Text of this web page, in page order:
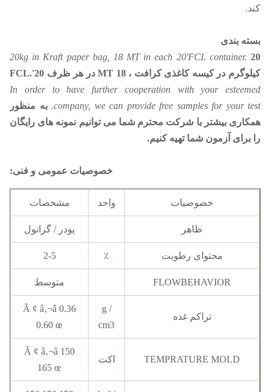
کند.
بسته بندی
20kg in Kraft paper bag, 18 MT in each 20'FCL container. 20
کیلوگرم در کیسه کاغذی کرافت ، 18 MT در هر ظرف 20'FCL.
In order to have further cooperation with your esteemed
company, we can provide free samples for your test.
به منظور
همکاری بیشتر با شرکت محترم شما می توانیم نمونه های رایگان
را برای آزمون شما تهیه کنیم.
خصوصیات عمومی و فنی:
خصوصیات واحد مشخصات
ظاهر پودر / گرانول
محتوای رطوبت ٪ 2-5
FLOWBEHAVIOR متوسط
تراکم غده
g /
cm3
0.36 Ã ¢ â‚¬â
0.60 œ
TEMPRATURE MOLD اکت
150 Ã ¢ â‚¬â
165 œ